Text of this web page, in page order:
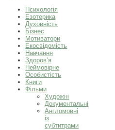
Психологія
Езотерика
Духовність
Бізнес
Мотиватори
Екосвідомість
Навчання
Здоров’я
Неймовірне
Особистість
Книги
Фільми
Художні
Документальні
Англомовні
із
субтитрами